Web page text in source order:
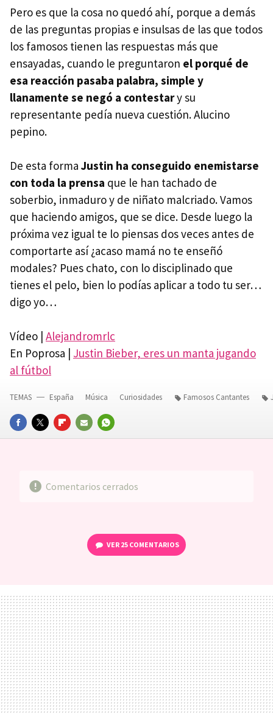
Pero es que la cosa no quedó ahí, porque a demás
de las preguntas propias e insulsas de las que todos
los famosos tienen las respuestas más que
ensayadas, cuando le preguntaron el porqué de
esa reacción pasaba palabra, simple y
llanamente se negó a contestary su
representante pedía nueva cuestión. Alucino
pepino.
De esta forma Justin ha conseguido enemistarse
con toda la prensa que le han tachado de
soberbio, inmaduro y de niñato malcriado. Vamos
que haciendo amigos, que se dice. Desde luego la
próxima vez igual te lo piensas dos veces antes de
comportarte así ¿acaso mamá no te enseñó
modales? Pues chato, con lo disciplinado que
tienes el pelo, bien lo podías aplicar a todo tu ser…
digo yo…
Vídeo | Alejandromrlc
En Poprosa | Justin Bieber, eres un manta jugando
al fútbol
FACEBOOKTWITTERFLIPBOARD
E-
WHATSAPP
TEMAS España Música Curiosidades Famosos Cantantes
Comentarios cerrados
VER 25 COMENTARIOS